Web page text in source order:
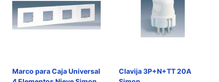
Marco para Caja Universal
Clavija 3P+N+TT 20A